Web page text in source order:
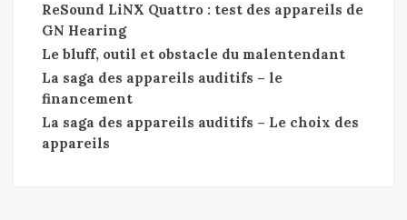
ReSound LiNX Quattro : test des appareils de
GN Hearing
Le bluff, outil et obstacle du malentendant
La saga des appareils auditifs – le
financement
La saga des appareils auditifs – Le choix des
appareils